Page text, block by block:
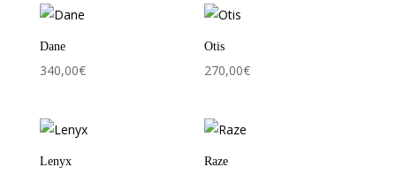
Dane
340,00€
Otis
270,00€
Lenyx Raze